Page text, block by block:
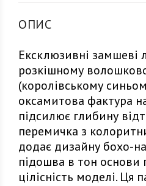
ОПИС
Ексклюзивні замшеві
розкішному
(королівському
оксамитова фактура
підсилює глибину
перемичка з
додає дизайну бохо-
підошва в тон основи
цілісність моделі. Ця